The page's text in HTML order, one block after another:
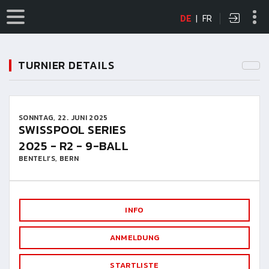
DE | FR
TURNIER DETAILS
SONNTAG, 22. JUNI 2025
SWISSPOOL SERIES
2025 - R2 - 9-BALL
BENTELI’S, BERN
INFO
ANMELDUNG
STARTLISTE